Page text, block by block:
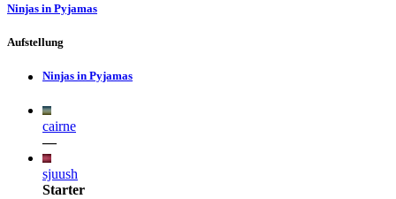
Ninjas in Pyjamas
Aufstellung
Ninjas in Pyjamas
cairne
—
sjuush
Starter